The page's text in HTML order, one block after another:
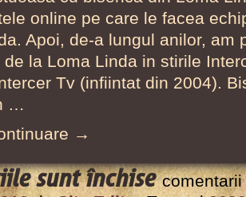
2002-
2010
online pe care le facea
Apoi, de-a lungul anilor, am
la Loma Linda in stirile
Tv (infiintat din 2004).
…
→
sunt închisepentru